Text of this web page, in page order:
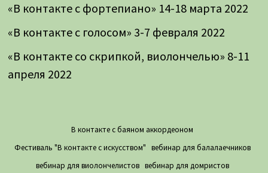
«В контакте с фортепиано» 14-18 марта 2022
«В контакте с голосом» 3-7 февраля 2022
«В контакте со скрипкой, виолончелью» 8-11
апреля 2022
В контакте с баяном аккордеоном
Фестиваль "В контакте с искусством" вебинар для балалаечников
вебинар для виолончелистов вебинар для домристов